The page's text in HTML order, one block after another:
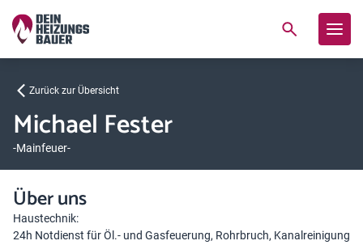
Zurück zur Übersicht
Michael Fester
-Mainfeuer-
Über uns
Haustechnik:
24h Notdienst für Öl.- und Gasfeuerung, Rohrbruch, Kanalreinigung